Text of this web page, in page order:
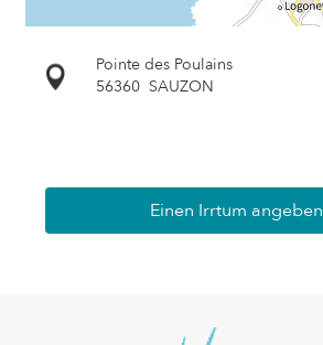
Pointe des Poulains
56360 SAUZON
Einen Irrtum angeben